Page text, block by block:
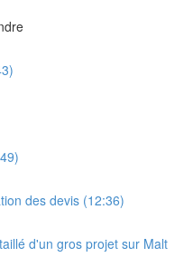
des devis (12:36)
d'un gros projet sur Malt